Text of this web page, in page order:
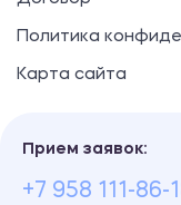
Политика
Карта сайта
Прием заявок:
+7 958 111-86-